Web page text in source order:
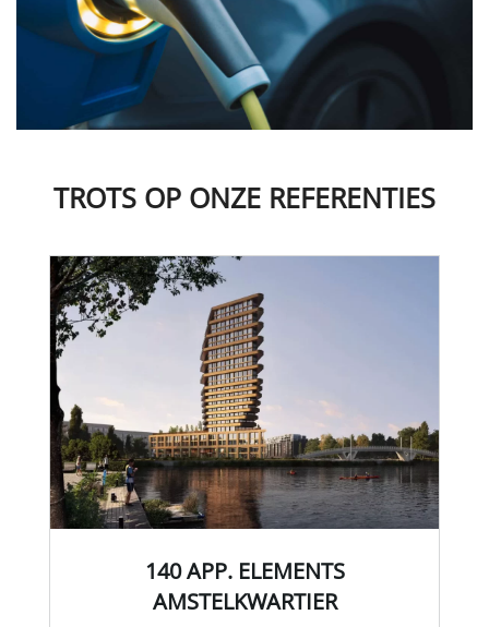
TROTS OP ONZE REFERENTIES
140 APP. ELEMENTS
AMSTELKWARTIER